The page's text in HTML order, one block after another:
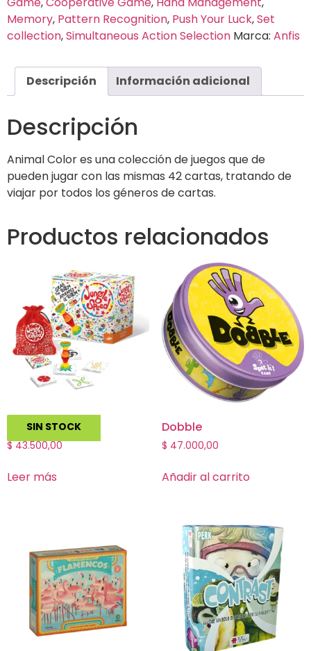
Memory, Pattern Recognition, Push Your Luck,Set
collection,Simultaneous Action Selection Marca: Anfis
Descripción Información adicional
Descripción
Animal Color es una colección de juegos que de
pueden jugar con las mismas 42 cartas, tratando de
viajar por todos los géneros de cartas.
Productos relacionados
SIN STOCK
Jungle Speed
$ 43.500,00
Leer más
Dobble
$ 47.000,00
Añadir al carrito